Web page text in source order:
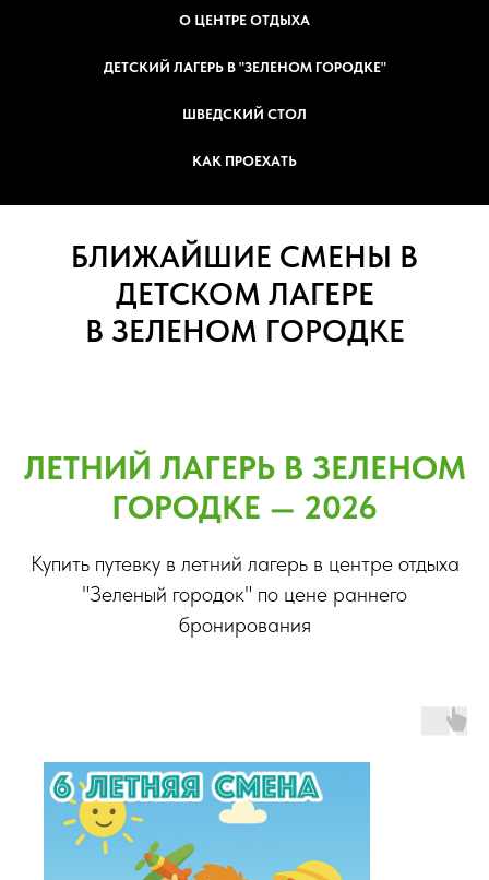
О ЦЕНТРЕ ОТДЫХА
ДЕТСКИЙ ЛАГЕРЬ В "ЗЕЛЕНОМ ГОРОДКЕ"
ШВЕДСКИЙ СТОЛ
КАК ПРОЕХАТЬ
БЛИЖАЙШИЕ СМЕНЫ В
ДЕТСКОМ ЛАГЕРЕ
В ЗЕЛЕНОМ ГОРОДКЕ
ЛЕТНИЙ ЛАГЕРЬ В ЗЕЛЕНОМ
ГОРОДКЕ — 2026
Купить путевку в летний лагерь в центре отдыха
"Зеленый городок" по цене раннего
бронирования